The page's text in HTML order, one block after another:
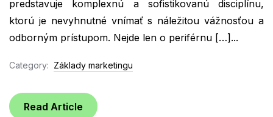
predstavuje komplexnú a sofistikovanú disciplínu,
ktorú je nevyhnutné vnímať s náležitou vážnosťou a
odborným prístupom. Nejde len o periférnu […]...
Category: Základy marketingu
Read Article